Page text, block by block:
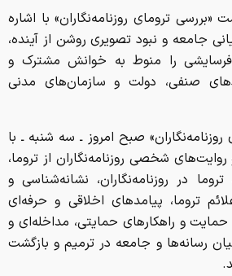
ترومای روزنامه‌نگاران» با اشاره
جامعه و نبود تصویری روشن از آینده،
را منوط به خوانش مشترک و
صنفی، دولت و سازمان‌های مدنی
صبح امروز ـ سه شنبه ـ با
شخصی روزنامه‌نگاران از تروما،
در روزنامه‌نگاران، نشانه‌شناسی و
تروما، پیامدهای اخلاقی و حرفه‌ای
حمایت و راهکارهای حمایتی، مداخله‌ای و
رسانه‌ها و جامعه در ترمیم و بازگشت